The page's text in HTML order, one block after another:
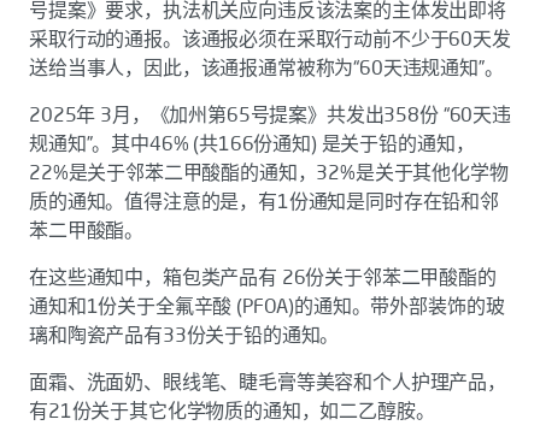
号提案》要求，执法机关应向违反该法案的主体发出即将
采取行动的通报。该通报必须在采取行动前不少于60天发
送给当事人，因此，该通报通常被称为“60天违规通知”。
2025年 3月，《加州第65号提案》共发出358份 “60天违
规通知”。其中46% (共166份通知) 是关于铅的通知，
22%是关于邻苯二甲酸酯的通知，32%是关于其他化学物
质的通知。值得注意的是，有1份通知是同时存在铅和邻
苯二甲酸酯。
在这些通知中，箱包类产品有 26份关于邻苯二甲酸酯的
通知和1份关于全氟辛酸 (PFOA)的通知。带外部装饰的玻
璃和陶瓷产品有33份关于铅的通知。
面霜、洗面奶、眼线笔、睫毛膏等美容和个人护理产品，
有21份关于其它化学物质的通知，如二乙醇胺。